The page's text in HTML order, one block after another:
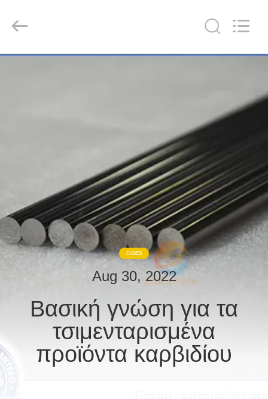
ΓΎΡΟΣ
ΕΡΓΟΣΤΑΣΊΩΝ
ΜΑΣ
ΕΠΑΦΉ
ΕΙΔΉΣΕΙΣ
Rights
Reserved.
CASES
Aug 30, 2022
Βασική γνώση για τα
τσιμενταρισμένα
προϊόντα καρβιδίου